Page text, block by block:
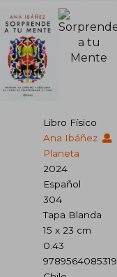
Libro Físico
Ana Ibáñez
Planeta
2024
Español
304
Tapa Blanda
15 x 23 cm
0.43
9789564085319